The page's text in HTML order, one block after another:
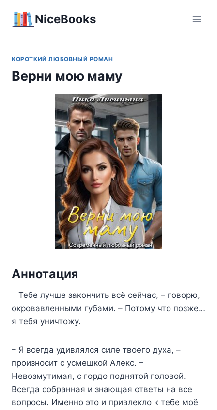
NiceBooks
КОРОТКИЙ ЛЮБОВНЫЙ РОМАН
Верни мою маму
Аннотация
– Тебе лучше закончить всё сейчас, – говорю,
окровавленными губами. – Потому что позже…
я тебя уничтожу.
– Я всегда удивлялся силе твоего духа, –
произносит с усмешкой Алекс. –
Невозмутимая, с гордо поднятой головой.
Всегда собранная и знающая ответы на все
вопросы. Именно это и привлекло к тебе моё